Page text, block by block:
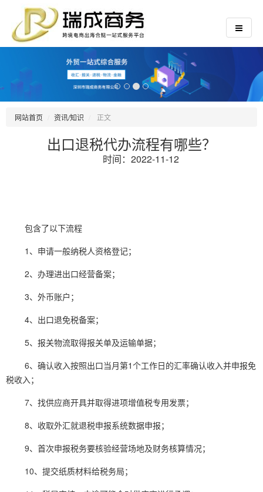
网站首页 资讯/知识 正文
出口退税代办流程有哪些？
时间：2022-11-12
包含了以下流程
1、申请一般纳税人资格登记；
2、办理进出口经营备案；
3、外币账户；
4、出口退免税备案；
5、报关物流取得报关单及运输单据；
6、确认收入按照出口当月第1个工作日的汇率确认收入并申报免
税收入；
7、找供应商开具并取得进项增值税专用发票；
8、收取外汇就退税申报系统数据申报；
9、首次申报税务要核验经营场地及财务核算情况；
10、提交纸质材料给税务局；